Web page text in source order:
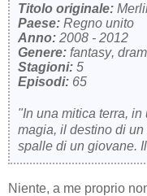
Titolo originale:
Paese: Regno unito
Anno: 2008 - 2012
Genere: fantasy,
Stagioni: 5
Episodi: 65
"In una mitica terra,
magia, il destino di
spalle di un giovane.
Niente, a me proprio